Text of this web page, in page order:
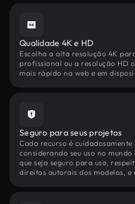
Qualidade 4K e HD
Escolha a alta resolução 4K
profissional ou a resolução HD
mais rápido na web e em
Seguro para seus projetos
Cada recurso é
considerando seu uso no
que seja seguro para uso,
direitos autorais dos modelos, e